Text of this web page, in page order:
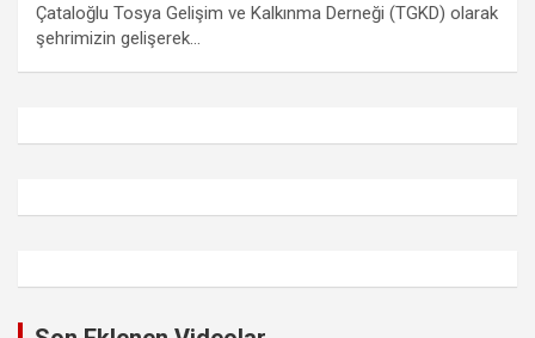
Çataloğlu Tosya Gelişim ve Kalkınma Derneği (TGKD) olarak
şehrimizin gelişerek…